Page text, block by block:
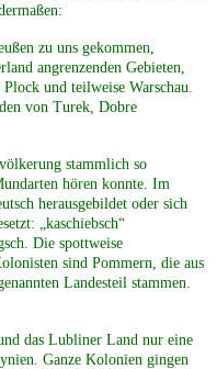
zu uns gekommen,
angrenzenden Gebieten,
und teilweise Warschau.
von Turek, Dobre
stammlich so
hören konnte. Im
herausgebildet oder sich
„kaschiebsch“
Die spottweise
sind Pommern, die aus
Landesteil stammen.
das Lubliner Land nur eine
Ganze Kolonien gingen